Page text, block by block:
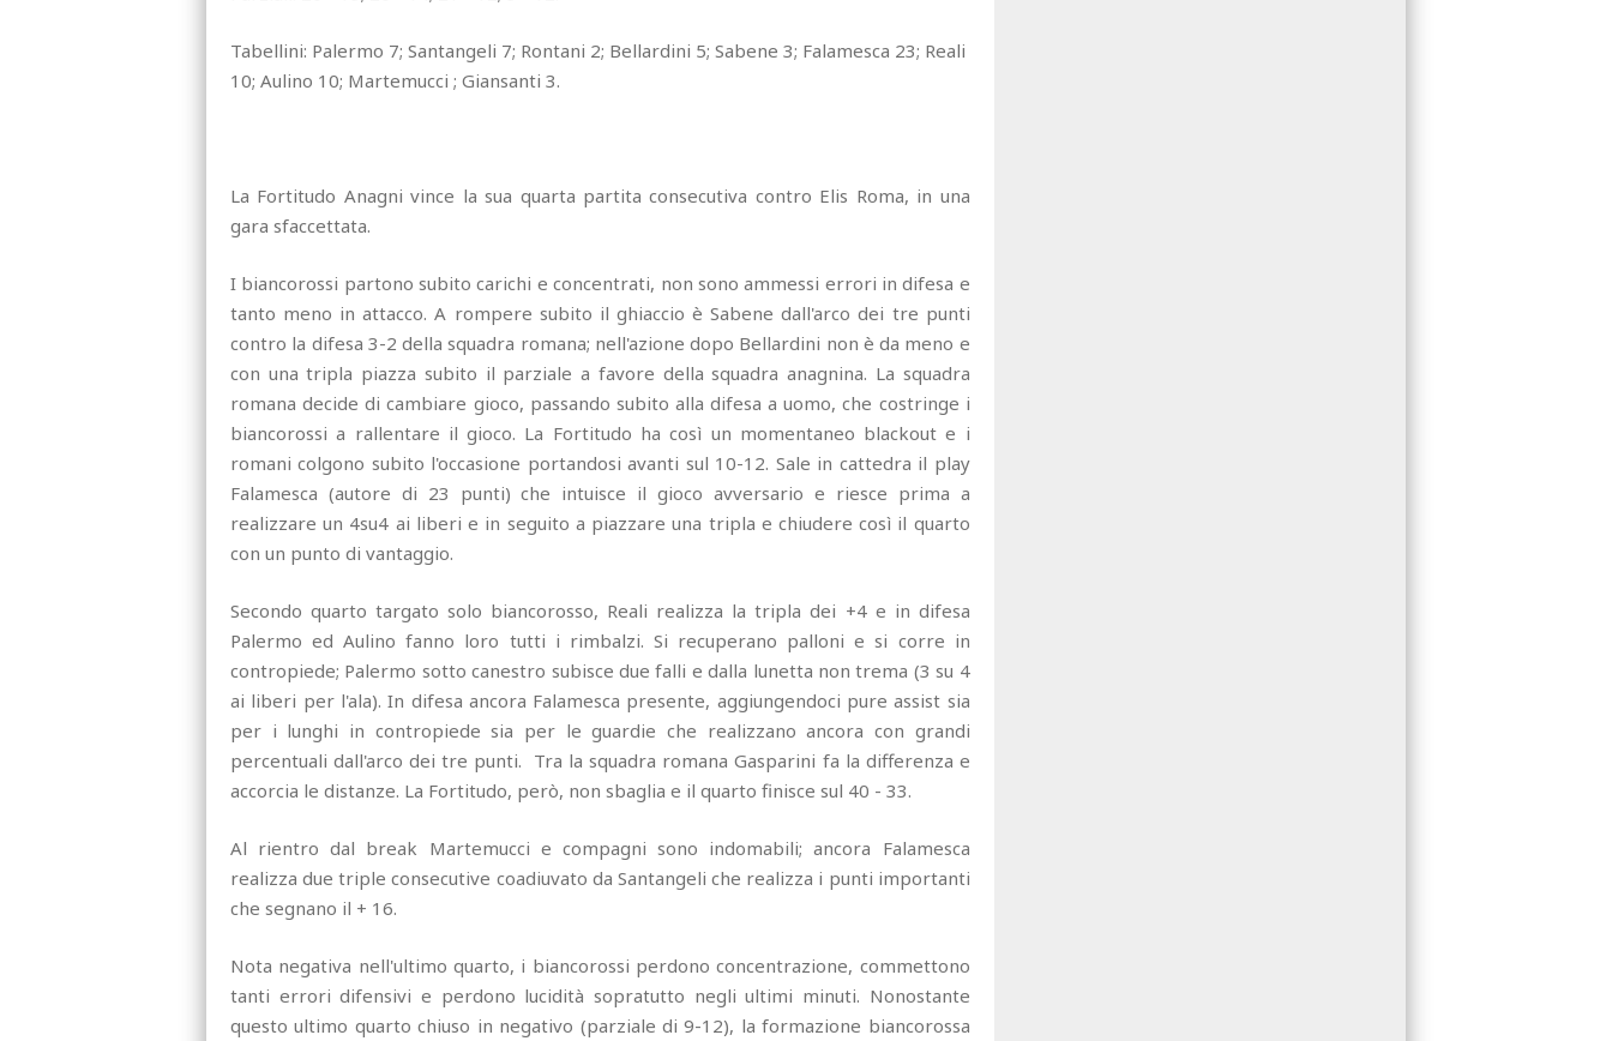
Tabellini: Palermo 7; Santangeli 7; Rontani 2; Bellardini 5; Sabene 3; Falamesca 23; Reali
10; Aulino 10; Martemucci ; Giansanti 3.
La Fortitudo Anagni vince la sua quarta partita consecutiva contro Elis Roma, in una
gara sfaccettata.
I biancorossi partono subito carichi e concentrati, non sono ammessi errori in difesa e
tanto meno in attacco. A rompere subito il ghiaccio è Sabene dall'arco dei tre punti
contro la difesa 3-2 della squadra romana; nell'azione dopo Bellardini non è da meno e
con una tripla piazza subito il parziale a favore della squadra anagnina. La squadra
romana decide di cambiare gioco, passando subito alla difesa a uomo, che costringe i
biancorossi a rallentare il gioco. La Fortitudo ha così un momentaneo blackout e i
romani colgono subito l'occasione portandosi avanti sul 10-12. Sale in cattedra il play
Falamesca (autore di 23 punti) che intuisce il gioco avversario e riesce prima a
realizzare un 4su4 ai liberi e in seguito a piazzare una tripla e chiudere così il quarto
con un punto di vantaggio.
Secondo quarto targato solo biancorosso, Reali realizza la tripla dei +4 e in difesa
Palermo ed Aulino fanno loro tutti i rimbalzi. Si recuperano palloni e si corre in
contropiede; Palermo sotto canestro subisce due falli e dalla lunetta non trema (3 su 4
ai liberi per l'ala). In difesa ancora Falamesca presente, aggiungendoci pure assist sia
per i lunghi in contropiede sia per le guardie che realizzano ancora con grandi
percentuali dall'arco dei tre punti. Tra la squadra romana Gasparini fa la differenza e
accorcia le distanze. La Fortitudo, però, non sbaglia e il quarto finisce sul 40 - 33.
Al rientro dal break Martemucci e compagni sono indomabili; ancora Falamesca
realizza due triple consecutive coadiuvato da Santangeli che realizza i punti importanti
che segnano il + 16.
Nota negativa nell'ultimo quarto, i biancorossi perdono concentrazione, commettono
tanti errori difensivi e perdono lucidità sopratutto negli ultimi minuti. Nonostante
questo ultimo quarto chiuso in negativo (parziale di 9-12), la formazione biancorossa